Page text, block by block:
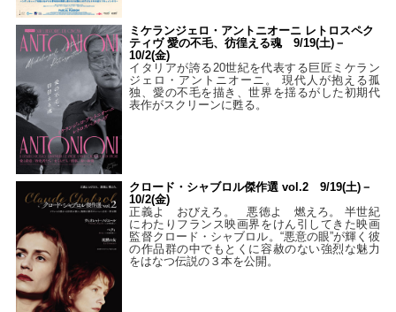
ミケランジェロ・アントニオーニ レトロスペク
ティヴ 愛の不毛、彷徨える魂 9/19(土)－
10/2(金)
イタリアが誇る20世紀を代表する巨匠ミケラン
ジェロ・アントニオーニ。 現代人が抱える孤
独、愛の不毛を描き、世界を揺るがした初期代
表作がスクリーンに甦る。
クロード・シャブロル傑作選 vol.2 9/19(土)－
10/2(金)
正義よ おびえろ。 悪徳よ 燃えろ。 半世紀
にわたりフランス映画界をけん引してきた映画
監督クロード・シャブロル。“悪意の眼”が輝く彼
の作品群の中でもとくに容赦のない強烈な魅力
をはなつ伝説の３本を公開。